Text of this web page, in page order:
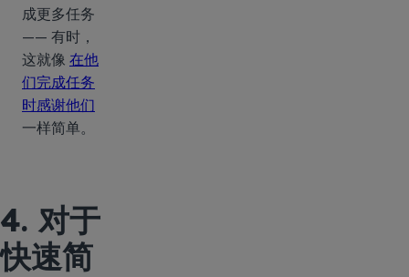
成更多任务
—— 有时，
这就像 在他
们完成任务
时感谢他们
一样简单。
4. 对于
快速简